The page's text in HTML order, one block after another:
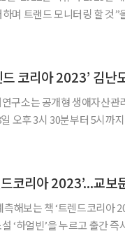
며 트랜드 모니터링 할 것
코리아 2023’ 김난
구소는 공개형 생애자산관
오후 3시 30분부터 5시까
드코리아 2023’...교
해보는 책 ‘트렌드코리아
‘하얼빈’을 누르고 출간